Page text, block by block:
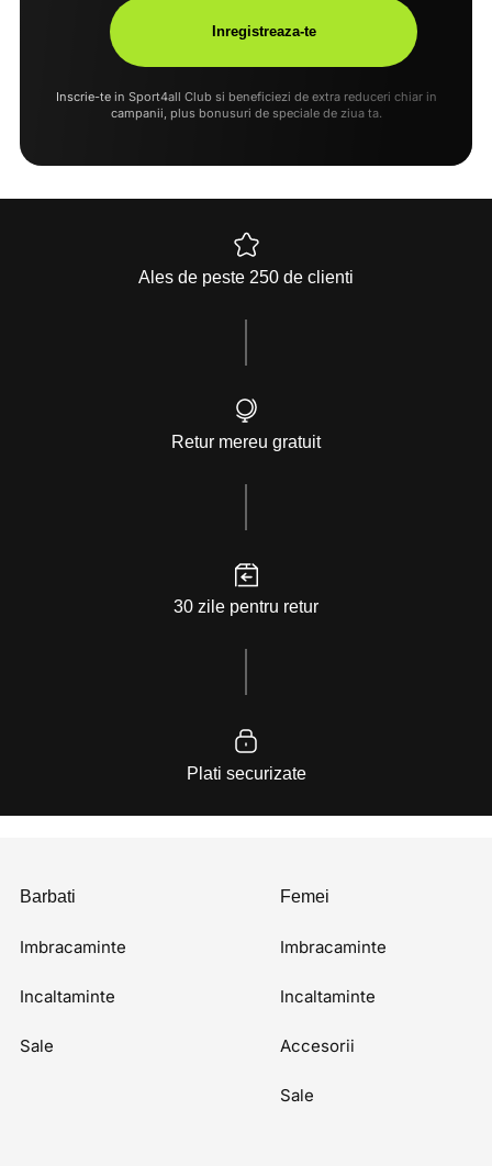
Inscrie-te in Sport4all Club si beneficiezi de extra reduceri chiar in
campanii, plus bonusuri de speciale de ziua ta.
Ales de peste 250 de clienti
Retur mereu gratuit
30 zile pentru retur
Plati securizate
Barbati
Imbracaminte
Incaltaminte
Sale
Femei
Imbracaminte
Incaltaminte
Accesorii
Sale